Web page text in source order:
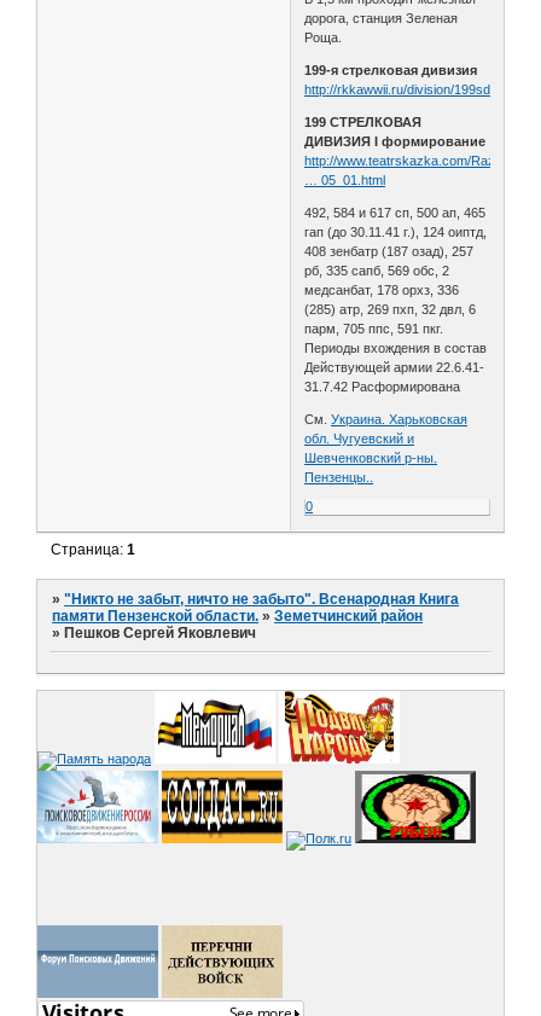
дорога, станция Зеленая
Роща.
199-я стрелковая дивизия
http://rkkawwii.ru/division/199sdf1
199 СТРЕЛКОВАЯ
ДИВИЗИЯ I формирование
http://www.teatrskazka.com/Raznoe/
… 05_01.html
492, 584 и 617 сп, 500 ап, 465
гап (до 30.11.41 г.), 124 оиптд,
408 зенбатр (187 озад), 257
рб, 335 сапб, 569 обс, 2
медсанбат, 178 орхз, 336
(285) атр, 269 пхп, 32 двл, 6
парм, 705 ппс, 591 пкг.
Периоды вхождения в состав
Действующей армии 22.6.41-
31.7.42 Расформирована
См.Украина. Харьковская
обл. Чугуевский и
Шевченковский р-ны.
Пензенцы..
0
Страница:1
»"Никто не забыт, ничто не забыто". Всенародная Книга
памяти Пензенской области. »Земетчинский район
» Пешков Сергей Яковлевич